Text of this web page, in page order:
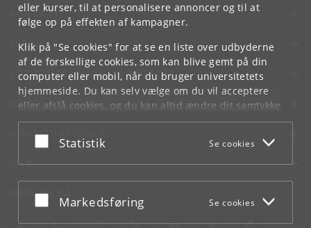
eller kurser, til at personalisere annoncer og til at
følge op på effekten af kampagner.
Klik på "Se cookies" for at se en liste over udbyderne
af de forskellige cookies, som kan blive gemt på din
computer eller mobil, når du bruger universitetets
hjemmeside. Du kan selv vælge om du vil acceptere
eller afslå cookies, og du kan altid ændre dit samtykke
underCookie- og privatlivspolitiksom du finder i
bunden af hver side.
Acceptér eller afslå
Statistik Se cookies
Acceptér eller afslå
Markedsføring Se cookies
KONTAKT
SERVICES
FOR STUDERENDE OG ANSATTE
JOB OG KARRIERE
NØDSITUATIONER
WEB
MØD KU PÅ